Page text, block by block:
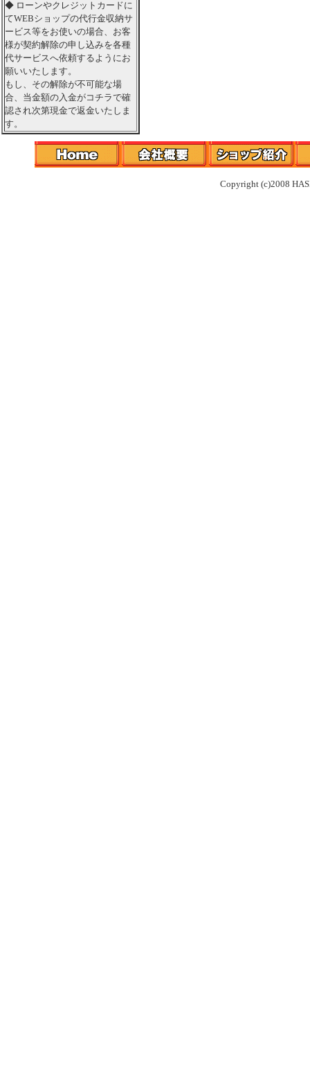
◆ ローンやクレジットカードに
てWEBショップの代行金収納サ
ービス等をお使いの場合、お客
様が契約解除の申し込みを各種
代サービスへ依頼するようにお
願いいたします。
もし、その解除が不可能な場
合、当金額の入金がコチラで確
認され次第現金で返金いたしま
す。
Copyright (c)2008